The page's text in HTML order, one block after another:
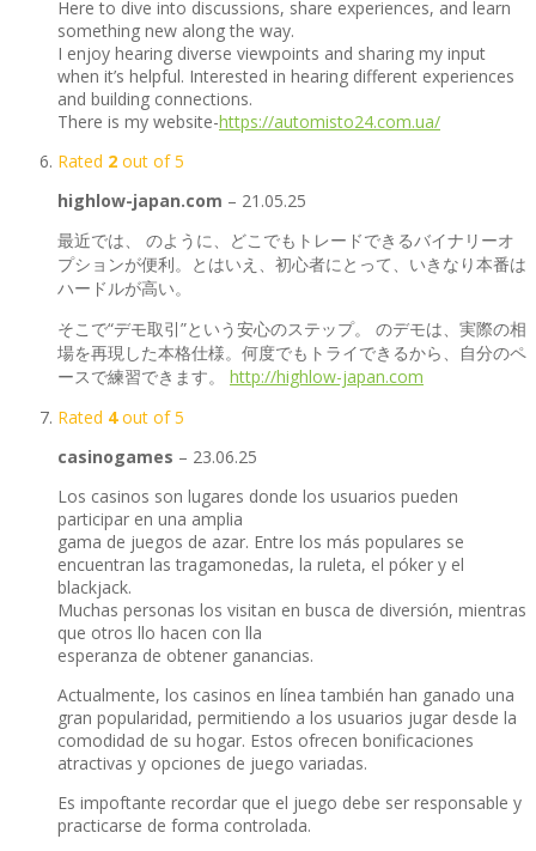
Here to dive into discussions, share experiences, and learn
something new along the way.
I enjoy hearing diverse viewpoints and sharing my input
when it’s helpful. Interested in hearing different experiences
and building connections.
There is my website-https://automisto24.com.ua/
Rated 2 out of 5
highlow-japan.com – 21.05.25
最近では、 のように、どこでもトレードできるバイナリーオ
プションが便利。とはいえ、初心者にとって、いきなり本番は
ハードルが高い。
そこで“デモ取引”という安心のステップ。 のデモは、実際の相
場を再現した本格仕様。何度でもトライできるから、自分のペ
ースで練習できます。 http://highlow-japan.com
Rated 4out of 5
casinogames – 23.06.25
Los casinos son lugares donde los usuarios pueden
participar en una amplia
gama de juegos de azar. Entre los más populares se
encuentran las tragamonedas, la ruleta, el póker y el
blackjack.
Muchas personas los visitan en busca de diversión, mientras
que otros llo hacen con lla
esperanza de obtener ganancias.
Actualmente, los casinos en línea también han ganado una
gran popularidad, permitiendo a los usuarios jugar desde la
comodidad de su hogar. Estos ofrecen bonificaciones
atractivas y opciones de juego variadas.
Es impoftante recordar que el juego debe ser responsable y
practicarse de forma controlada.